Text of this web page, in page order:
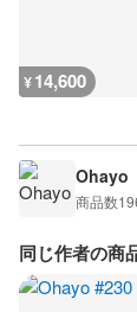
¥14,600
Ohayo
商品数
同じ作者の商